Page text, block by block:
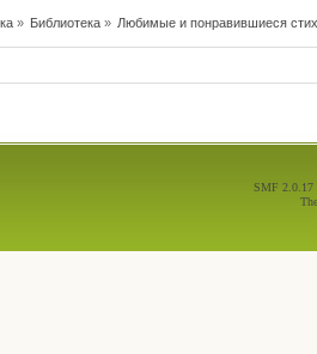
» Библиотека» Любимые и понравившиеся
SMF 2.0.17